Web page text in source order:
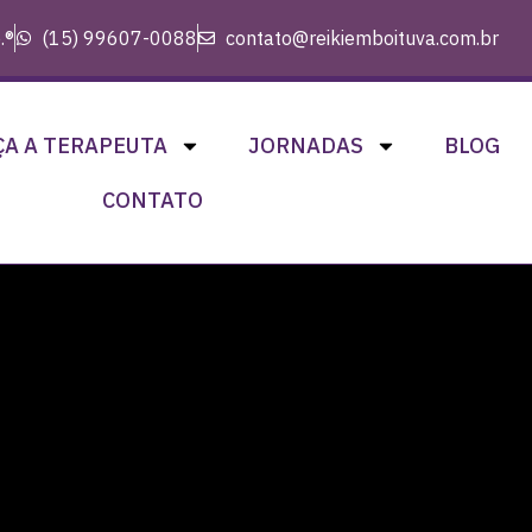
(15) 99607-0088 contato@reikiemboituva.com.br
A TERAPEUTA JORNADAS
BLOG
CONTATO